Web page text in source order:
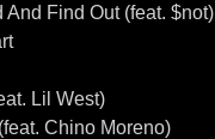
And Find Out (feat. $not)
Lil West)
Chino Moreno)